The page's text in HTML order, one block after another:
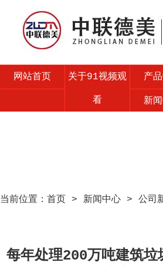
网站首页 关于91视频观
看
产
新
当前位置： 首页 > 新闻中心 > 公司
每年处理200万吨建筑垃